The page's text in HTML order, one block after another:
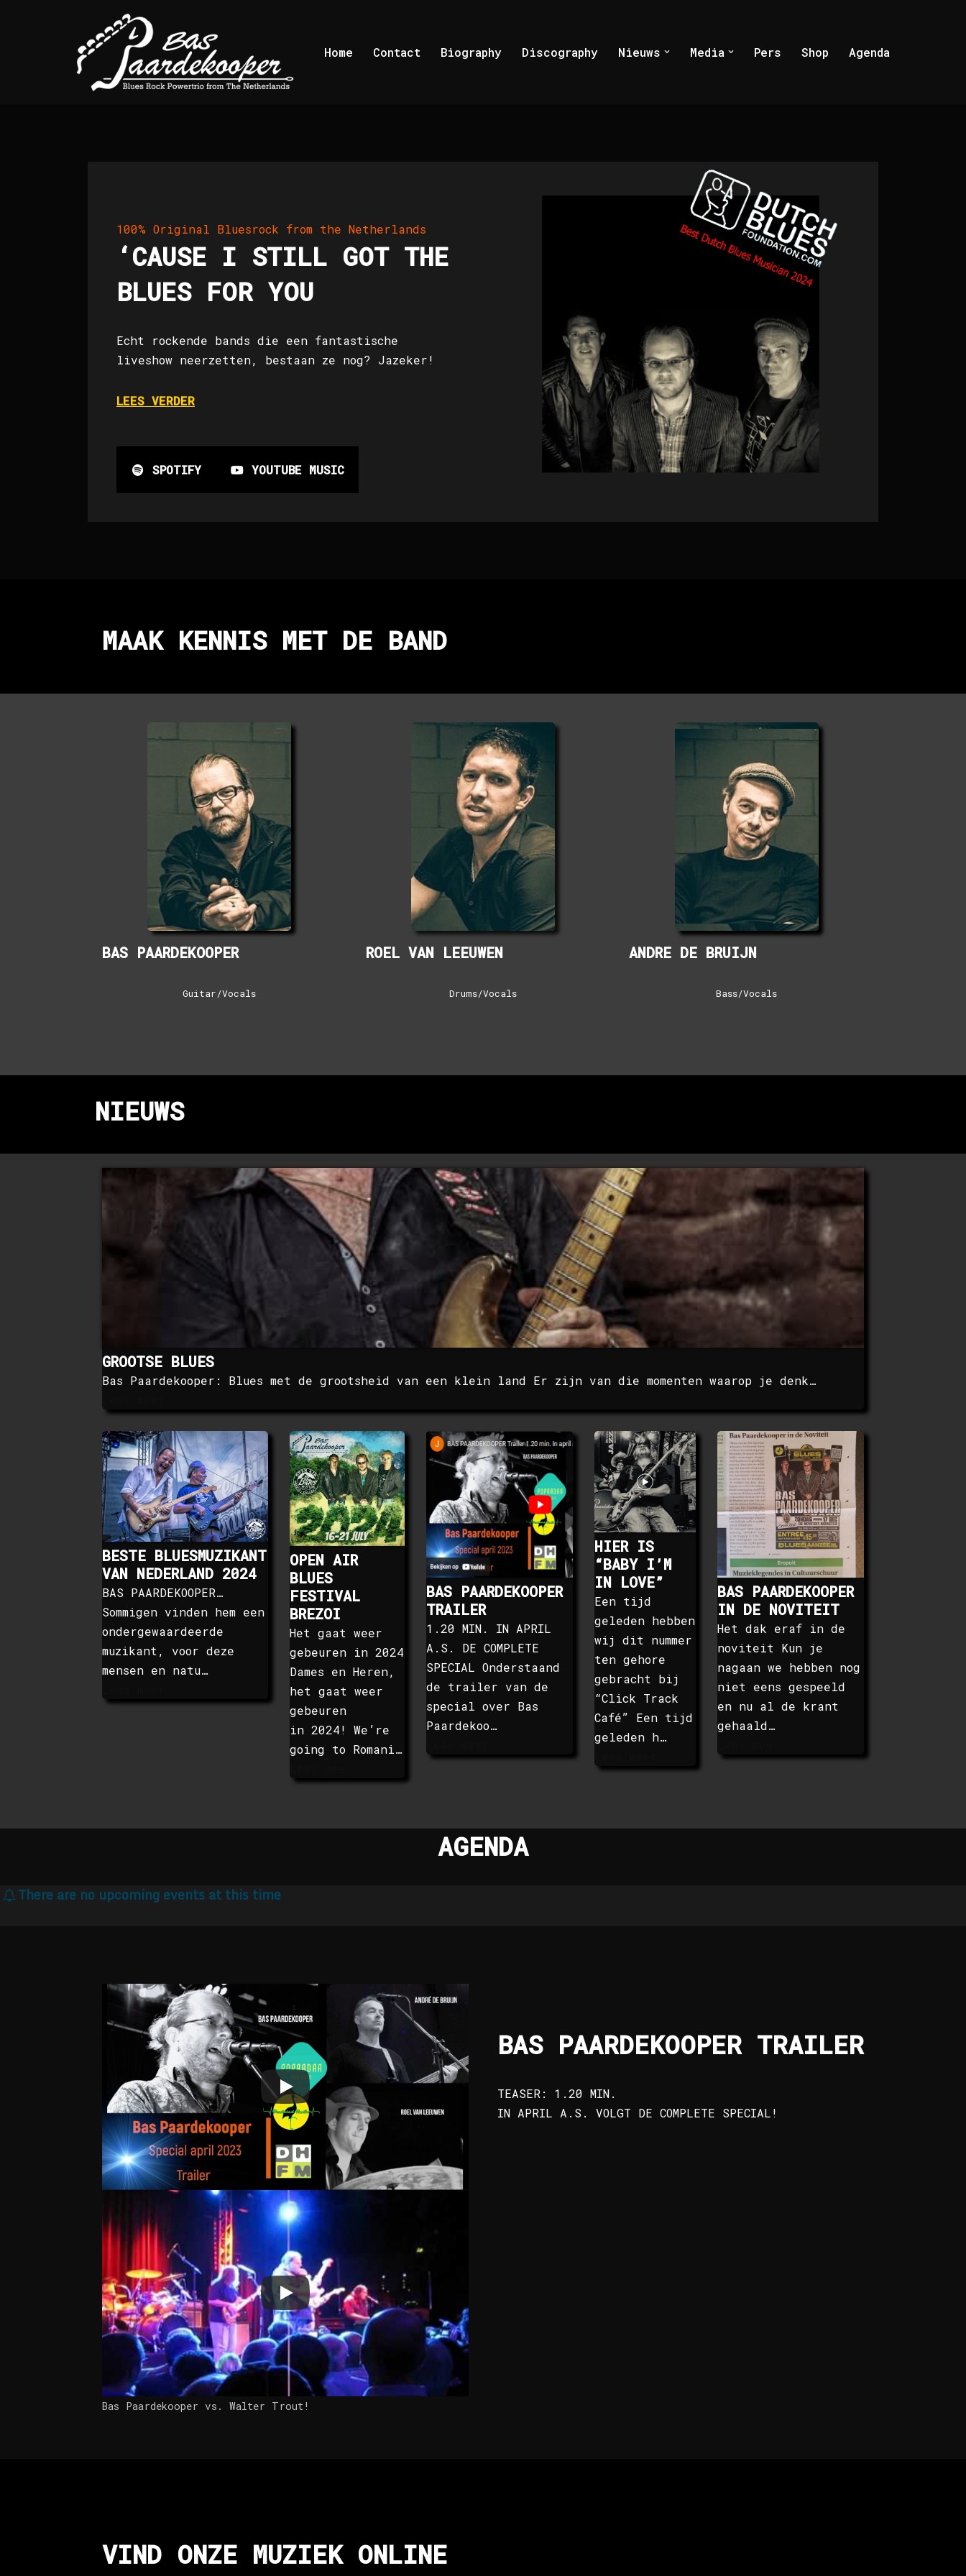
Home Contact Biography Discography Nieuws Media Pers Shop Agenda
100% Original Bluesrock from the Netherlands
‘CAUSE I STILL GOT THE
BLUES FOR YOU
Echt rockende bands die een fantastische
liveshow neerzetten, bestaan ze nog? Jazeker!
LEES VERDER
SPOTIFY YOUTUBE MUSIC
MAAK KENNIS MET DE BAND
BAS PAARDEKOOPER
Guitar/Vocals
ROEL VAN LEEUWEN
Drums/Vocals
ANDRE DE BRUIJN
Bass/Vocals
NIEUWS
GROOTSE BLUES
Bas Paardekooper: Blues met de grootsheid van een klein land Er zijn van die momenten waarop je denk…
BESTE BLUESMUZIKANT
VAN NEDERLAND 2024
BAS PAARDEKOOPER…
Sommigen vinden hem een
ondergewaardeerde
muzikant, voor deze
mensen en natu…
OPEN AIR
BLUES
FESTIVAL
BREZOI
Het gaat weer
gebeuren in 2024
Dames en Heren,
het gaat weer
gebeuren
in 2024! We’re
going to Romani…
BAS PAARDEKOOPER
TRAILER
1.20 MIN. IN APRIL
A.S. DE COMPLETE
SPECIAL Onderstaand
de trailer van de
special over Bas
Paardekoo…
HIER IS
“BABY I’M
IN LOVE”
Een tijd
geleden hebben
wij dit nummer
ten gehore
gebracht bij
“Click Track
Café” Een tijd
geleden h…
BAS PAARDEKOOPER
IN DE NOVITEIT
Het dak eraf in de
noviteit Kun je
nagaan we hebben nog
niet eens gespeeld
en nu al de krant
gehaald…
AGENDA
There are no upcoming events at this time
Bas Paardekooper vs. Walter Trout!
BAS PAARDEKOOPER TRAILER
TEASER: 1.20 MIN.
IN APRIL A.S. VOLGT DE COMPLETE SPECIAL!
VIND ONZE MUZIEK ONLINE